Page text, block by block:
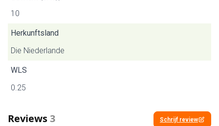
10
Herkunftsland
Die Niederlande
WLS
0.25
Reviews3 Schrijf review